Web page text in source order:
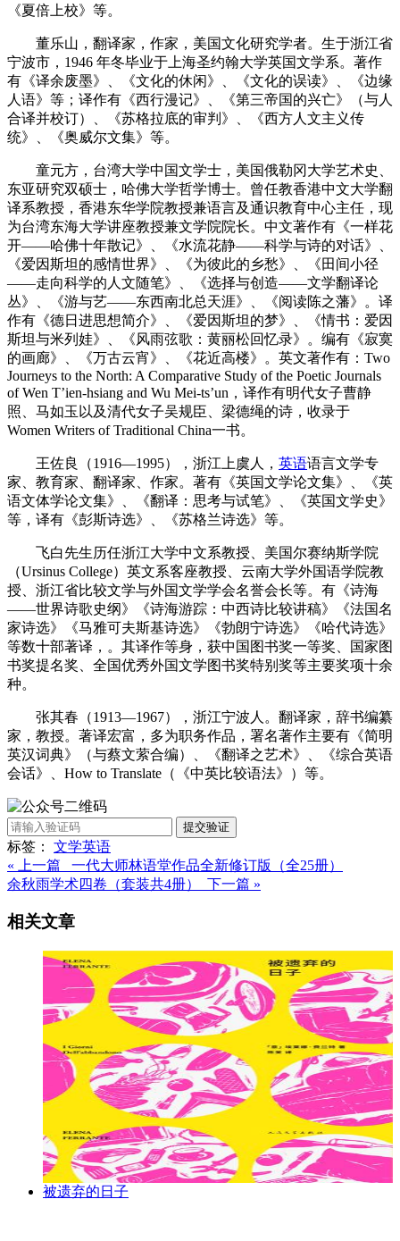
《夏倍上校》等。
董乐山，翻译家，作家，美国文化研究学者。生于浙江省
宁波市，1946 年冬毕业于上海圣约翰大学英国文学系。著作
有《译余废墨》、《文化的休闲》、《文化的误读》、《边缘
人语》等；译作有《西行漫记》、《第三帝国的兴亡》（与人
合译并校订）、《苏格拉底的审判》、《西方人文主义传
统》、《奥威尔文集》等。
童元方，台湾大学中国文学士，美国俄勒冈大学艺术史、
东亚研究双硕士，哈佛大学哲学博士。曾任教香港中文大学翻
译系教授，香港东华学院教授兼语言及通识教育中心主任，现
为台湾东海大学讲座教授兼文学院院长。中文著作有《一样花
开——哈佛十年散记》、《水流花静——科学与诗的对话》、
《爱因斯坦的感情世界》、《为彼此的乡愁》、《田间小径
——走向科学的人文随笔》、《选择与创造——文学翻译论
丛》、《游与艺——东西南北总天涯》、《阅读陈之藩》。译
作有《德日进思想简介》、《爱因斯坦的梦》、《情书：爱因
斯坦与米列娃》、《风雨弦歌：黄丽松回忆录》。编有《寂寞
的画廊》、《万古云宵》、《花近高楼》。英文著作有：Two
Journeys to the North: A Comparative Study of the Poetic Journals
of Wen T’ien-hsiang and Wu Mei-ts’un，译作有明代女子曹静
照、马如玉以及清代女子吴规臣、梁德绳的诗，收录于
Women Writers of Traditional China一书。
王佐良（1916—1995），浙江上虞人， 英语语言文学专
家、教育家、翻译家、作家。著有《英国文学论文集》、《英
语文体学论文集》、《翻译：思考与试笔》、《英国文学史》
等，译有《彭斯诗选》、《苏格兰诗选》等。
飞白先生历任浙江大学中文系教授、美国尔赛纳斯学院
（Ursinus College）英文系客座教授、云南大学外国语学院教
授、浙江省比较文学与外国文学学会名誉会长等。有《诗海
——世界诗歌史纲》《诗海游踪：中西诗比较讲稿》《法国名
家诗选》《马雅可夫斯基诗选》《勃朗宁诗选》《哈代诗选》
等数十部著译，。其译作等身，获中国图书奖一等奖、国家图
书奖提名奖、全国优秀外国文学图书奖特别奖等主要奖项十余
种。
张其春（1913—1967），浙江宁波人。翻译家，辞书编纂
家，教授。著译宏富，多为职务作品，署名著作主要有《简明
英汉词典》（与蔡文萦合编）、《翻译之艺术》、《综合英语
会话》、How to Translate（《中英比较语法》）等。
提交验证
标签： 文学英语
« 上一篇 一代大师林语堂作品全新修订版（全25册）
余秋雨学术四卷（套装共4册） 下一篇 »
相关文章
被遗弃的日子